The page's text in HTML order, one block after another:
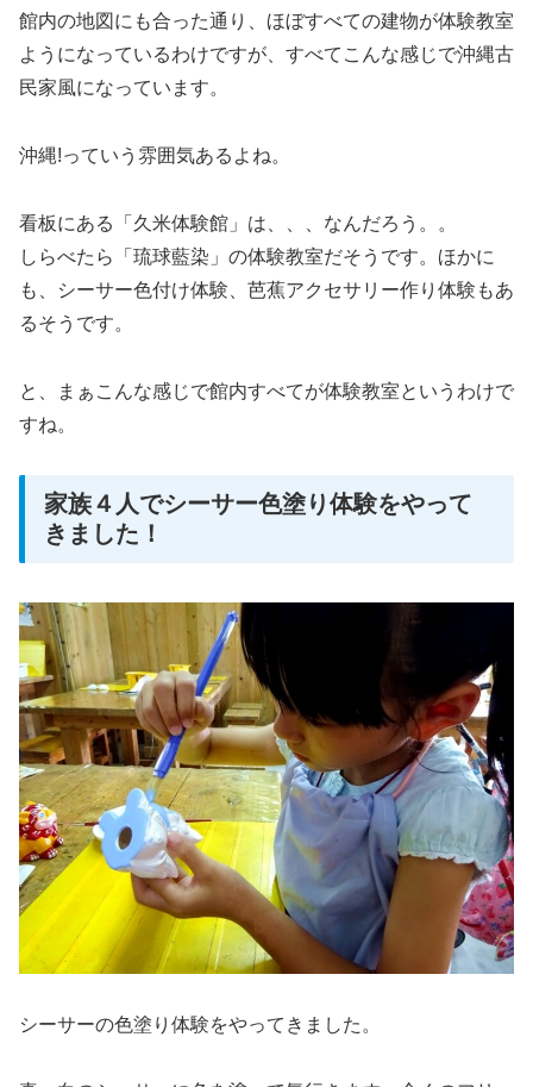
館内の地図にも合った通り、ほぼすべての建物が体験教室
ようになっているわけですが、すべてこんな感じで沖縄古
民家風になっています。
沖縄!っていう雰囲気あるよね。
看板にある「久米体験館」は、、、なんだろう。。
しらべたら「琉球藍染」の体験教室だそうです。ほかに
も、シーサー色付け体験、芭蕉アクセサリー作り体験もあ
るそうです。
と、まぁこんな感じで館内すべてが体験教室というわけで
すね。
家族４人でシーサー色塗り体験をやって
きました！
シーサーの色塗り体験をやってきました。